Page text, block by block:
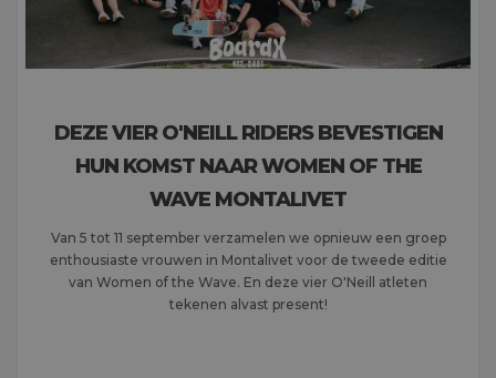
DEZE VIER O'NEILL RIDERS BEVESTIGEN
HUN KOMST NAAR WOMEN OF THE
WAVE MONTALIVET
Van 5 tot 11 september verzamelen we opnieuw een groep
enthousiaste vrouwen in Montalivet voor de tweede editie
van Women of the Wave. En deze vier O'Neill atleten
tekenen alvast present!